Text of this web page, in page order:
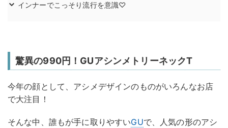
インナーでこっそり流行を意識♡
驚異の990円！GUアシンメトリーネックT
今年の顔として、アシメデザインのものがいろんなお店
で大注目！
そんな中、誰もが手に取りやすいGUで、人気の形のアシ